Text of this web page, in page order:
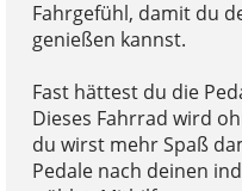
Fahrgefühl, damit du
genießen kannst.
Fast hättest du die
Dieses Fahrrad wird
du wirst mehr Spaß
Pedale nach deinen